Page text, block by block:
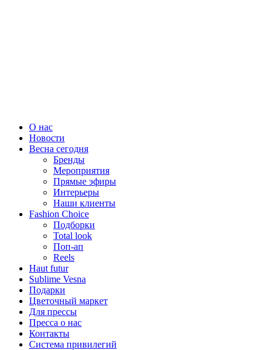
О нас
Новости
Весна сегодня
Бренды
Меро­приятия
Прямые эфиры
Интерьеры
Наши клиенты
Fashion Choice
Подборки
Total look
Поп-ап
Reels
Haut futur
Sublime Vesna
Подарки
Цветочный маркет
Для прессы
Пресса о нас
Контакты
Система привилегий